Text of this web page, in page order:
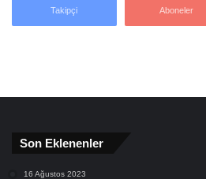
Takipçi Aboneler
Son Eklenenler
16 Ağustos 2023